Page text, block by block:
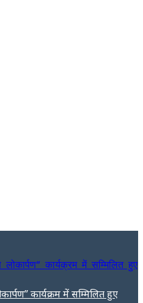
कार्यक्रम में सम्मिलित हुए